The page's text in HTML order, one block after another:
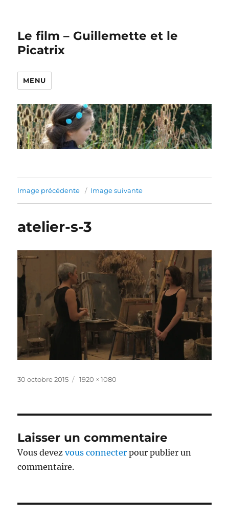
Le film – Guillemette et le
Picatrix
MENU
Image précédente Image suivante
atelier-s-3
Publié
30 octobre 2015
Taille
1920 × 1080
Laisser un commentaire
Vous devezvous connecter pour publier un
commentaire.